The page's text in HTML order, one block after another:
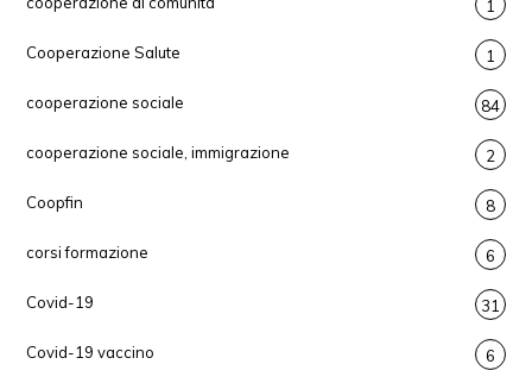
1
Cooperazione Salute 1
cooperazione sociale 84
cooperazione sociale, immigrazione 2
Coopfin 8
corsi formazione 6
Covid-19 31
Covid-19 vaccino 6